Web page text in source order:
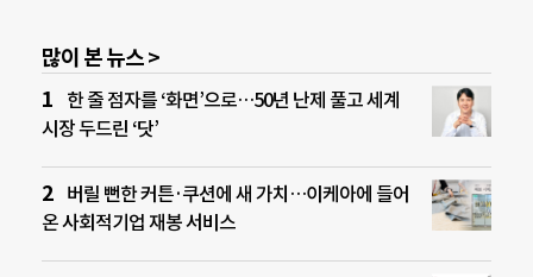
많이 본 뉴스 >
한 줄 점자를 ‘화면’으로…50년 난제 풀고 세계
시장 두드린 ‘닷’
버릴 뻔한 커튼·쿠션에 새 가치…이케아에 들어
온 사회적기업 재봉 서비스